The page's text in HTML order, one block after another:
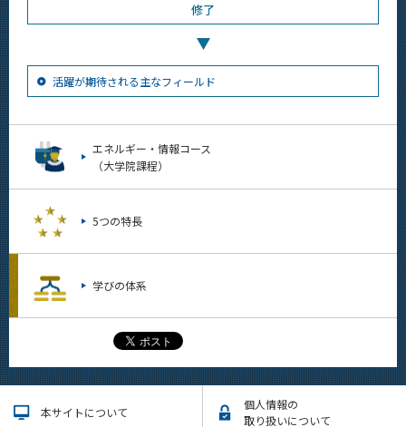
修了
活躍が期待される主なフィールド
エネルギー・情報コース
（大学院課程）
5つの特長
学びの体系
本サイトについて
個人情報の
取り扱いについて